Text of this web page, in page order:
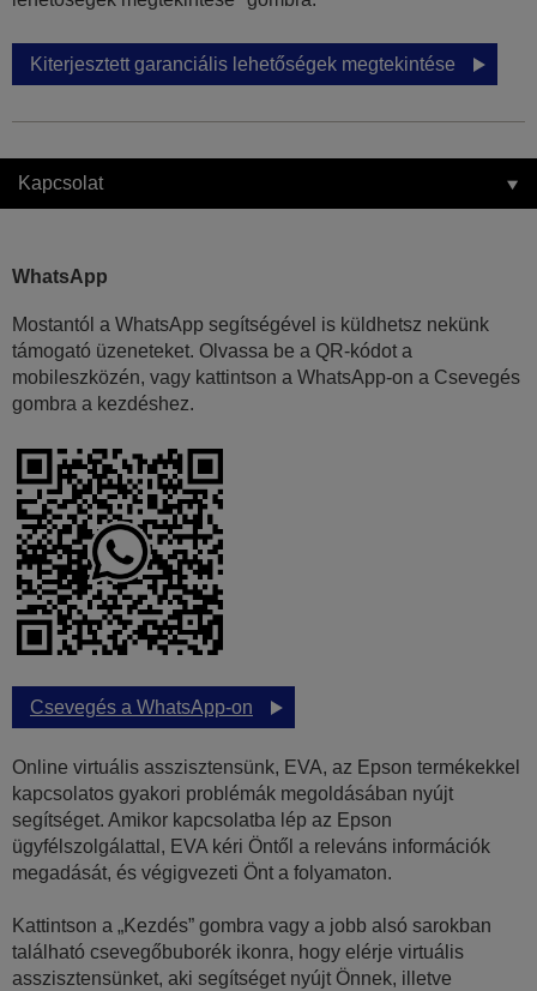
Kiterjesztett garanciális lehetőségek megtekintése
Kapcsolat
WhatsApp
Mostantól a WhatsApp segítségével is küldhetsz nekünk
támogató üzeneteket. Olvassa be a QR-kódot a
mobileszközén, vagy kattintson a WhatsApp-on a Csevegés
gombra a kezdéshez.
Csevegés a WhatsApp-on
Online virtuális asszisztensünk, EVA, az Epson termékekkel
kapcsolatos gyakori problémák megoldásában nyújt
segítséget. Amikor kapcsolatba lép az Epson
ügyfélszolgálattal, EVA kéri Öntől a releváns információk
megadását, és végigvezeti Önt a folyamaton.
Kattintson a „Kezdés” gombra vagy a jobb alsó sarokban
található csevegőbuborék ikonra, hogy elérje virtuális
asszisztensünket, aki segítséget nyújt Önnek, illetve